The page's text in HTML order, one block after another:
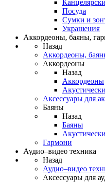
Посуда
Сумки и
Украшения
Аккордеоны, баяны,
Назад
Аккордеоны,
Аккордеоны
Назад
Аккордеоны
Аксессуары для
Баяны
Назад
Баяны
Гармони
Аудио–видео техника
Назад
Аудио–видео
Аксессуары для